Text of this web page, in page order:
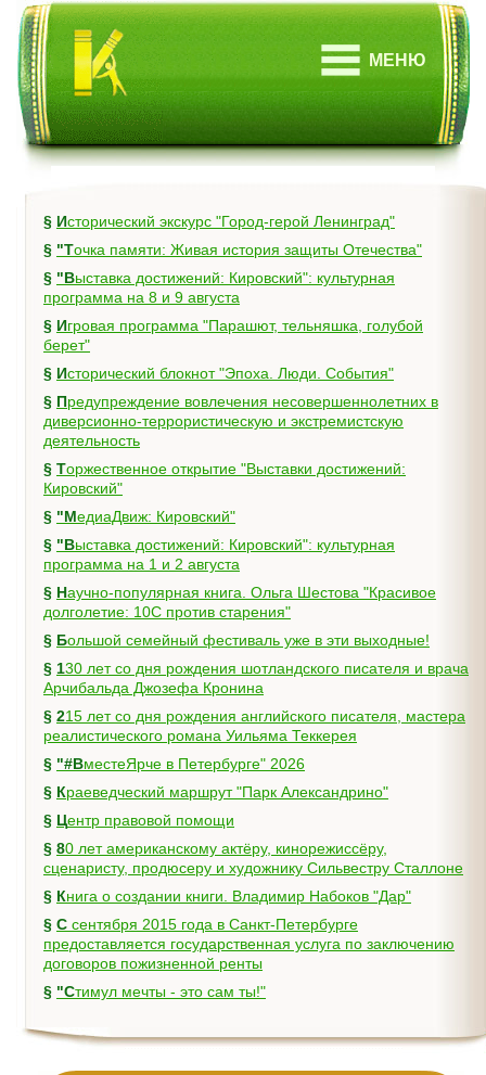
МЕНЮ
§
Исторический экскурс "Город-герой Ленинград"
§
"Точка памяти: Живая история защиты Отечества"
§ "Выставка достижений: Кировский": культурная
программа на 8 и 9 августа
§ Игровая программа "Парашют, тельняшка, голубой
берет"
§
Исторический блокнот "Эпоха. Люди. События"
§ Предупреждение вовлечения несовершеннолетних в
диверсионно-террористическую и экстремистскую
деятельность
§ Торжественное открытие "Выставки достижений:
Кировский"
§
"МедиаДвиж: Кировский"
§ "Выставка достижений: Кировский": культурная
программа на 1 и 2 августа
§ Научно-популярная книга. Ольга Шестова "Красивое
долголетие: 10C против старения"
§
Большой семейный фестиваль уже в эти выходные!
§ 130 лет со дня рождения шотландского писателя и врача
Арчибальда Джозефа Кронина
§ 215 лет со дня рождения английского писателя, мастера
реалистического романа Уильяма Теккерея
§
"#ВместеЯрче в Петербурге" 2026
§
Краеведческий маршрут "Парк Александрино"
§
Центр правовой помощи
§ 80 лет американскому актёру, кинорежиссёру,
сценаристу, продюсеру и художнику Сильвестру Сталлоне
§
Книга о создании книги. Владимир Набоков "Дар"
§ С сентября 2015 года в Санкт-Петербурге
предоставляется государственная услуга по заключению
договоров пожизненной ренты
§
"Стимул мечты - это сам ты!"